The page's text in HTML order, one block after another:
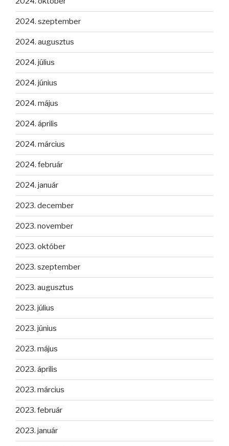
2024. szeptember
2024. augusztus
2024. július
2024. június
2024. május
2024. április
2024. március
2024. február
2024. január
2023. december
2023. november
2023. október
2023. szeptember
2023. augusztus
2023. július
2023. június
2023. május
2023. április
2023. március
2023. február
2023. január